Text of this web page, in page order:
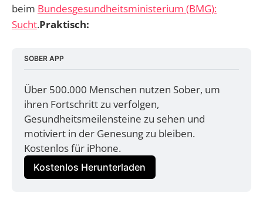
beim Bundesgesundheitsministerium (BMG):
Sucht.Praktisch:
SOBER APP
Über 500.000 Menschen nutzen Sober, um
ihren Fortschritt zu verfolgen,
Gesundheitsmeilensteine zu sehen und
motiviert in der Genesung zu bleiben.
Kostenlos für iPhone.
Kostenlos Herunterladen